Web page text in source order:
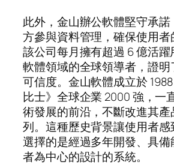
此外，金山辦公軟體堅守承
方參與資料管理，確保使用者
該公司每月擁有超過 6 億活
軟體領域的全球領導者，證明
可信度。金山軟體成立於
比士》全球企業 2000 強，一
術發展的前沿，不斷改進其
列。這種歷史背景讓使用者
選擇的是經過多年開發、具備
者為中心的設計的系統。